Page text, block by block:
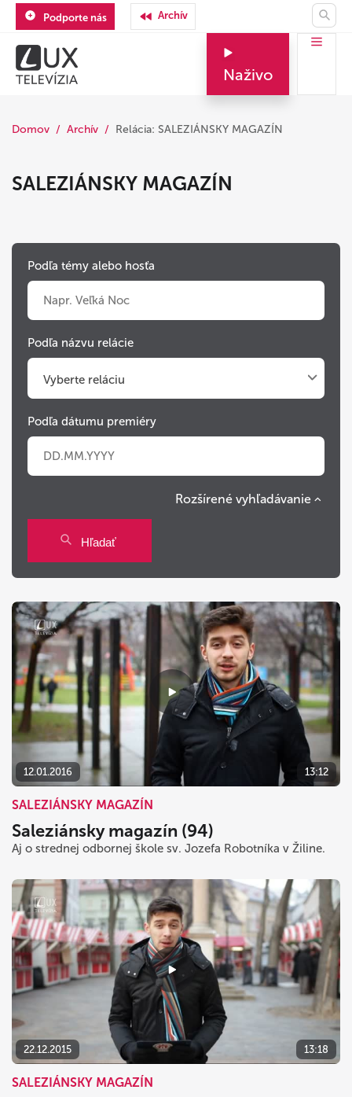
Podporte nás Archív
Naživo
Domov Archív Relácia: SALEZIÁNSKY MAGAZÍN
SALEZIÁNSKY MAGAZÍN
Podľa témy alebo hosťa
Podľa názvu relácie
Vyberte reláciu
Podľa dátumu premiéry
Po Ut
27 28 29
10 11 12 13 14 15 16
17 18 19 20 21 22 23
24 25 26 27 28 29 30
31 1 2 3 4 5 6
dnes vymazať zavrieť
Rozšírené vyhľadávanie
Hľadať
12.01.2016 13:12
SALEZIÁNSKY MAGAZÍN
Saleziánsky magazín (94)
Aj o strednej odbornej škole sv. Jozefa Robotníka v Žiline.
22.12.2015 13:18
SALEZIÁNSKY MAGAZÍN